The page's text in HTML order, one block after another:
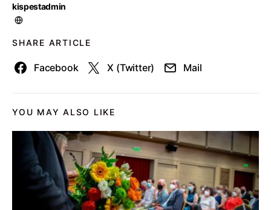
kispestadmin
SHARE ARTICLE
Facebook X (Twitter) Mail
YOU MAY ALSO LIKE